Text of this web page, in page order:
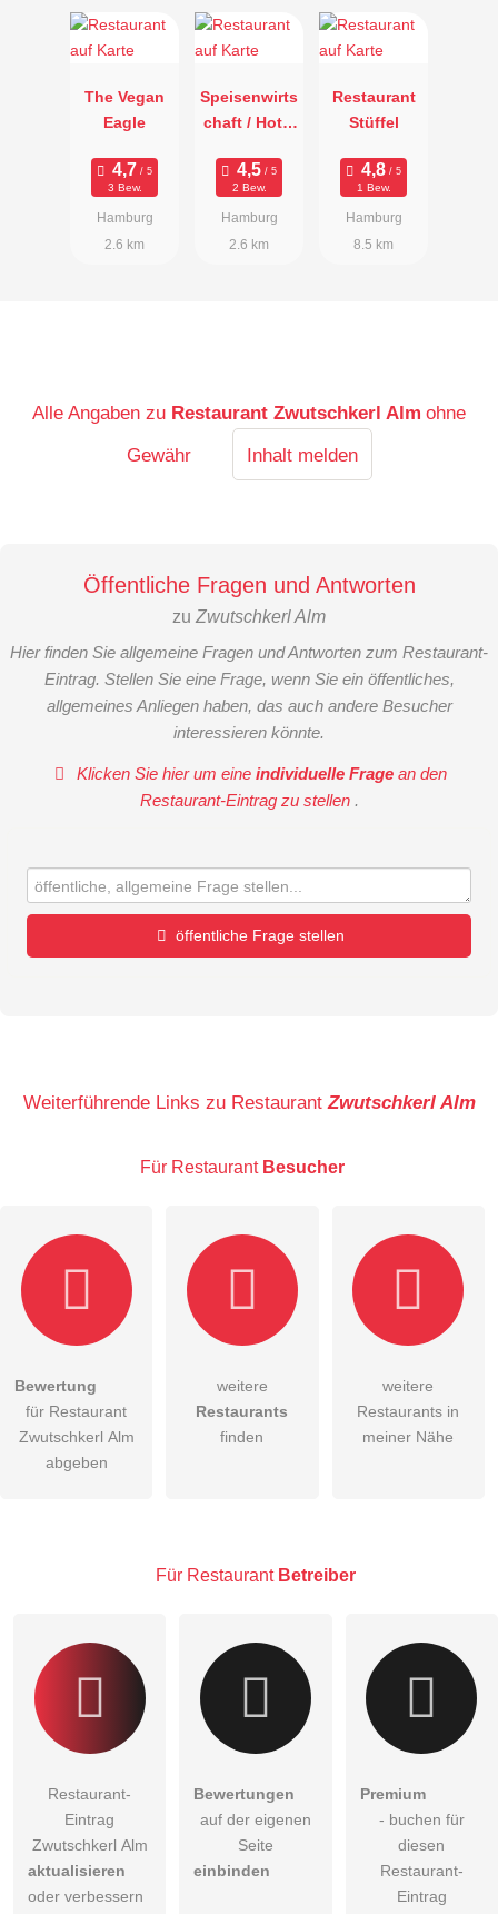
The Vegan
Eagle
3 Bew.
Hamburg
2.6 km
Speisenwirts
chaft / Hotel
2 Bew.
Hamburg
2.6 km
Restaurant
Stüffel
1 Bew.
Hamburg
8.5 km
Alle Angaben zu Restaurant Zwutschkerl Alm ohne
Gewähr
Inhalt melden
Öffentliche Fragen und Antworten
zu Zwutschkerl Alm
Hier finden Sie allgemeine Fragen und Antworten zum Restaurant-
Eintrag. Stellen Sie eine Frage, wenn Sie ein öffentliches,
allgemeines Anliegen haben, das auch andere Besucher
interessieren könnte.
Klicken Sie hier um eineindividuelle Frage an den
Restaurant-Eintrag zu stellen .
öffentliche Frage stellen
E-Mail-Adresse (wird nicht veröffentlicht)
Hiermit akzeptiere ich dieAGB
DieDatenschutzerklärung habe ich zur Kenntnis genommen.
Besucher sichtbar.
Weiterführende Links zu Restaurant Zwutschkerl Alm
Für Restaurant Besucher
Bewertung
für Restaurant
Zwutschkerl Alm
abgeben
weitere
Restaurants
finden
weitere
Restaurants in
meiner Nähe
Für Restaurant Betreiber
Restaurant-
Eintrag
Zwutschkerl Alm
aktualisieren
oder verbessern
Bewertungen
auf der eigenen
Seite
einbinden
Premium
- buchen für
diesen
Restaurant-
Eintrag